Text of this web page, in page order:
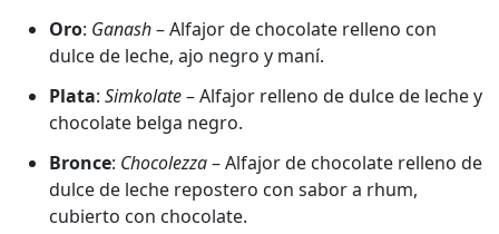
Oro: Ganash– Alfajor de chocolate relleno con
dulce de leche, ajo negro y maní.
Plata: Simkolate– Alfajor relleno de dulce de leche y
chocolate belga negro.
Bronce: Chocolezza– Alfajor de chocolate relleno de
dulce de leche repostero con sabor a rhum,
cubierto con chocolate.